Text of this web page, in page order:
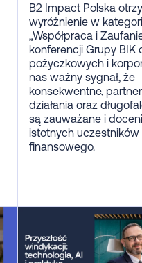
B2 Impact Polska
wyróżnienie w
„Współpraca i
konferencji Grupy BIK
pożyczkowych i
nas ważny sygnał, że
konsekwentne,
działania oraz
są zauważane i
istotnych uczestników
finansowego.